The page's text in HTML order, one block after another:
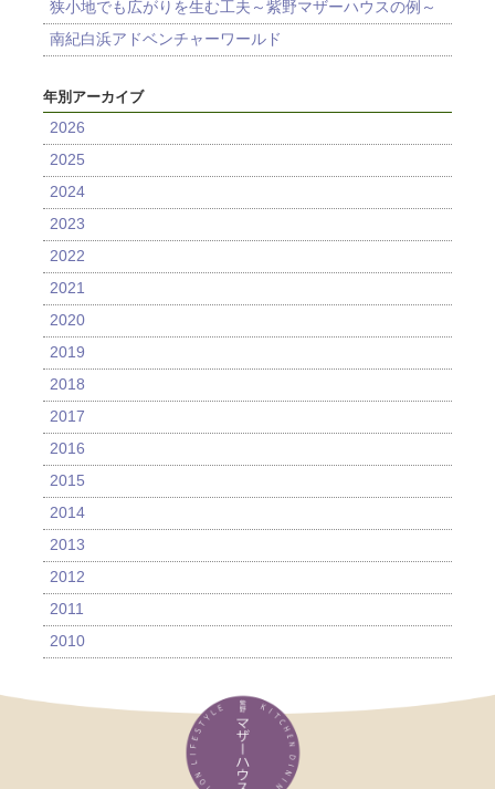
狭小地でも広がりを生む工夫～紫野マザーハウスの例～
南紀白浜アドベンチャーワールド
年別アーカイブ
2026
2025
2024
2023
2022
2021
2020
2019
2018
2017
2016
2015
2014
2013
2012
2011
2010